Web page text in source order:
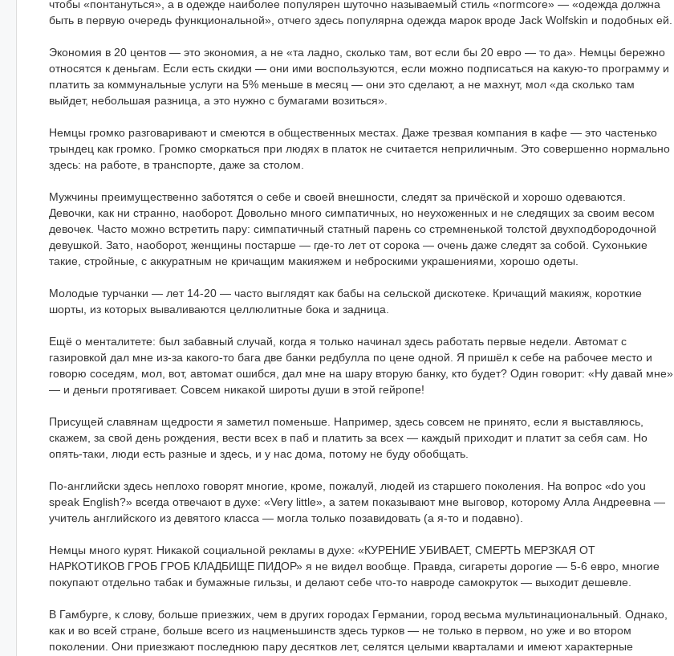
чтобы «понтануться», а в одежде наиболее популярен шуточно называемый стиль «normcore» — «одежда должна
быть в первую очередь функциональной», отчего здесь популярна одежда марок вроде Jack Wolfskin и подобных ей.
Экономия в 20 центов — это экономия, а не «та ладно, сколько там, вот если бы 20 евро — то да». Немцы бережно
относятся к деньгам. Если есть скидки — они ими воспользуются, если можно подписаться на какую-то программу и
платить за коммунальные услуги на 5% меньше в месяц — они это сделают, а не махнут, мол «да сколько там
выйдет, небольшая разница, а это нужно с бумагами возиться».
Немцы громко разговаривают и смеются в общественных местах. Даже трезвая компания в кафе — это частенько
трындец как громко. Громко сморкаться при людях в платок не считается неприличным. Это совершенно нормально
здесь: на работе, в транспорте, даже за столом.
Мужчины преимущественно заботятся о себе и своей внешности, следят за причёской и хорошо одеваются.
Девочки, как ни странно, наоборот. Довольно много симпатичных, но неухоженных и не следящих за своим весом
девочек. Часто можно встретить пару: симпатичный статный парень со стремненькой толстой двухподбородочной
девушкой. Зато, наоборот, женщины постарше — где-то лет от сорока — очень даже следят за собой. Сухонькие
такие, стройные, с аккуратным не кричащим макияжем и неброскими украшениями, хорошо одеты.
Молодые турчанки — лет 14-20 — часто выглядят как бабы на сельской дискотеке. Кричащий макияж, короткие
шорты, из которых вываливаются целлюлитные бока и задница.
Ещё о менталитете: был забавный случай, когда я только начинал здесь работать первые недели. Автомат с
газировкой дал мне из-за какого-то бага две банки редбулла по цене одной. Я пришёл к себе на рабочее место и
говорю соседям, мол, вот, автомат ошибся, дал мне на шару вторую банку, кто будет? Один говорит: «Ну давай мне»
— и деньги протягивает. Совсем никакой широты души в этой гейропе!
Присущей славянам щедрости я заметил поменьше. Например, здесь совсем не принято, если я выставляюсь,
скажем, за свой день рождения, вести всех в паб и платить за всех — каждый приходит и платит за себя сам. Но
опять-таки, люди есть разные и здесь, и у нас дома, потому не буду обобщать.
По-английски здесь неплохо говорят многие, кроме, пожалуй, людей из старшего поколения. На вопрос «do you
speak English?» всегда отвечают в духе: «Very little», а затем показывают мне выговор, которому Алла Андреевна —
учитель английского из девятого класса — могла только позавидовать (а я-то и подавно).
Немцы много курят. Никакой социальной рекламы в духе: «КУРЕНИЕ УБИВАЕТ, СМЕРТЬ МЕРЗКАЯ ОТ
НАРКОТИКОВ ГРОБ ГРОБ КЛАДБИЩЕ ПИДОР» я не видел вообще. Правда, сигареты дорогие — 5-6 евро, многие
покупают отдельно табак и бумажные гильзы, и делают себе что-то навроде самокруток — выходит дешевле.
В Гамбурге, к слову, больше приезжих, чем в других городах Германии, город весьма мультинациональный. Однако,
как и во всей стране, больше всего из нацменьшинств здесь турков — не только в первом, но уже и во втором
поколении. Они приезжают последнюю пару десятков лет, селятся целыми кварталами и имеют характерные